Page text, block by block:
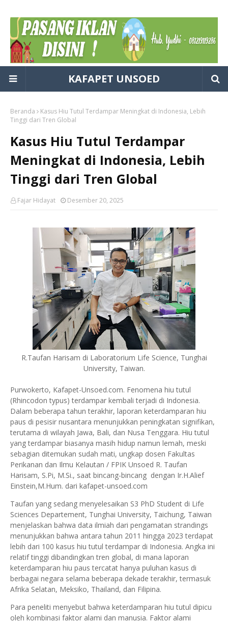
KAFAPET UNSOED
Beranda
Kasus Hiu Tutul Terdampar Meningkat di Indonesia, Lebih
Tinggi dari Tren Global
Kasus Hiu Tutul Terdampar
Meningkat di Indonesia, Lebih
Tinggi dari Tren Global
Fajar Hidayat Desember 20, 2025
R.Taufan Harisam di Laboratorium Life Science, Tunghai
University, Taiwan.
Purwokerto, Kafapet-Unsoed.com. Fenomena hiu tutul
(Rhincodon typus) terdampar kembali terjadi di Indonesia.
Dalam beberapa tahun terakhir, laporan keterdamparan hiu
paus di pesisir nusantara menunjukkan peningkatan signifikan,
terutama di wilayah Jawa, Bali, dan Nusa Tenggara. Hiu tutul
yang terdampar biasanya masih hidup namun lemah, meski
sebagian ditemukan sudah mati, ungkap dosen Fakultas
Perikanan dan Ilmu Kelautan / FPIK Unsoed R. Taufan
Harisam, S.Pi, M.Si., saat bincang-bincang dengan Ir.H.Alief
Einstein,M.Hum. dari kafapet-unsoed.com
Taufan yang sedang menyelesaikan S3 PhD Student di Life
Sciences Departement, Tunghai University, Taichung, Taiwan
menjelaskan bahwa data ilmiah dari pengamatan strandings
menunjukkan bahwa antara tahun 2011 hingga 2023 terdapat
lebih dari 100 kasus hiu tutul terdampar di Indonesia. Angka ini
relatif tinggi dibandingkan tren global, di mana laporan
keterdamparan hiu paus tercatat hanya puluhan kasus di
berbagai negara selama beberapa dekade terakhir, termasuk
Afrika Selatan, Meksiko, Thailand, dan Filipina.
Para peneliti menyebut bahwa keterdamparan hiu tutul dipicu
oleh kombinasi faktor alami dan manusia. Faktor alami